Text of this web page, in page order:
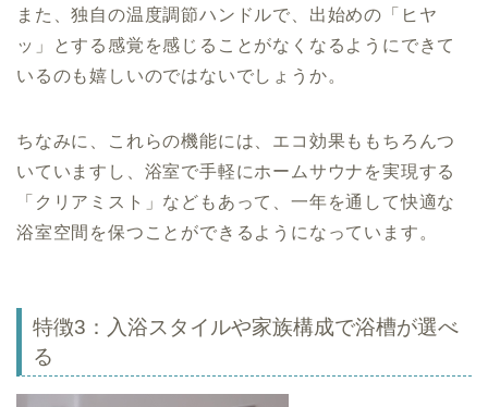
また、独自の温度調節ハンドルで、出始めの「ヒヤ
ッ」とする感覚を感じることがなくなるようにできて
いるのも嬉しいのではないでしょうか。
ちなみに、これらの機能には、エコ効果ももちろんつ
いていますし、浴室で手軽にホームサウナを実現する
「クリアミスト」などもあって、一年を通して快適な
浴室空間を保つことができるようになっています。
特徴3：入浴スタイルや家族構成で浴槽が選べ
る